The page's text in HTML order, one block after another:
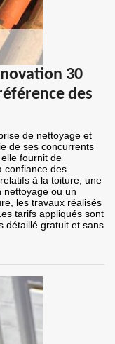
30
des
de nettoyage et
de ses concurrents
fournit de
confiance des
à la toiture, une
nettoyage ou un
les travaux réalisés
tarifs appliqués sont
détaillé gratuit et sans